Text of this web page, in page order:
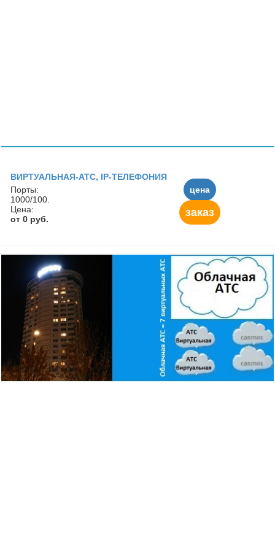
ВИРТУАЛЬНАЯ-АТС, IP-ТЕЛЕФОНИЯ
Порты:
1000/100.
Цена:
от 0 руб.
цена
заказ